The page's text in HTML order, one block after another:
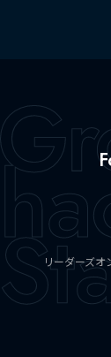
リーダーズ